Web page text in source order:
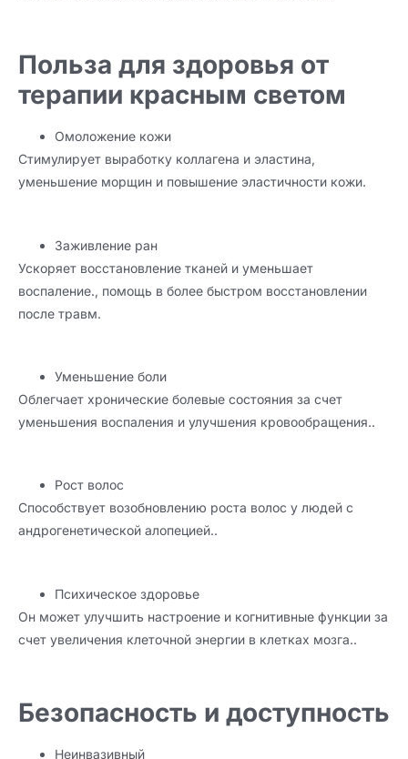
Польза для здоровья от
терапии красным светом
Омоложение кожи
Стимулирует выработку коллагена и эластина,
уменьшение морщин и повышение эластичности кожи.
Заживление ран
Ускоряет восстановление тканей и уменьшает
воспаление., помощь в более быстром восстановлении
после травм.
Уменьшение боли
Облегчает хронические болевые состояния за счет
уменьшения воспаления и улучшения кровообращения..
Рост волос
Способствует возобновлению роста волос у людей с
андрогенетической алопецией..
Психическое здоровье
Он может улучшить настроение и когнитивные функции за
счет увеличения клеточной энергии в клетках мозга..
Безопасность и доступность
Неинвазивный